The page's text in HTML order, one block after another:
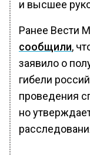
и высшее
Ранее Вести
сообщили,
заявило о
гибели
проведения
но